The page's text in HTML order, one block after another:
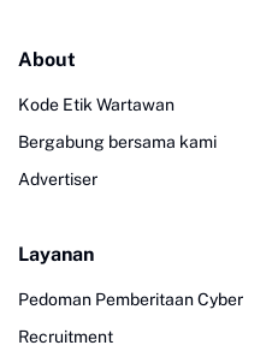
About
Kode Etik Wartawan
Bergabung bersama kami
Advertiser
Layanan
Pedoman Pemberitaan Cyber
Recruitment